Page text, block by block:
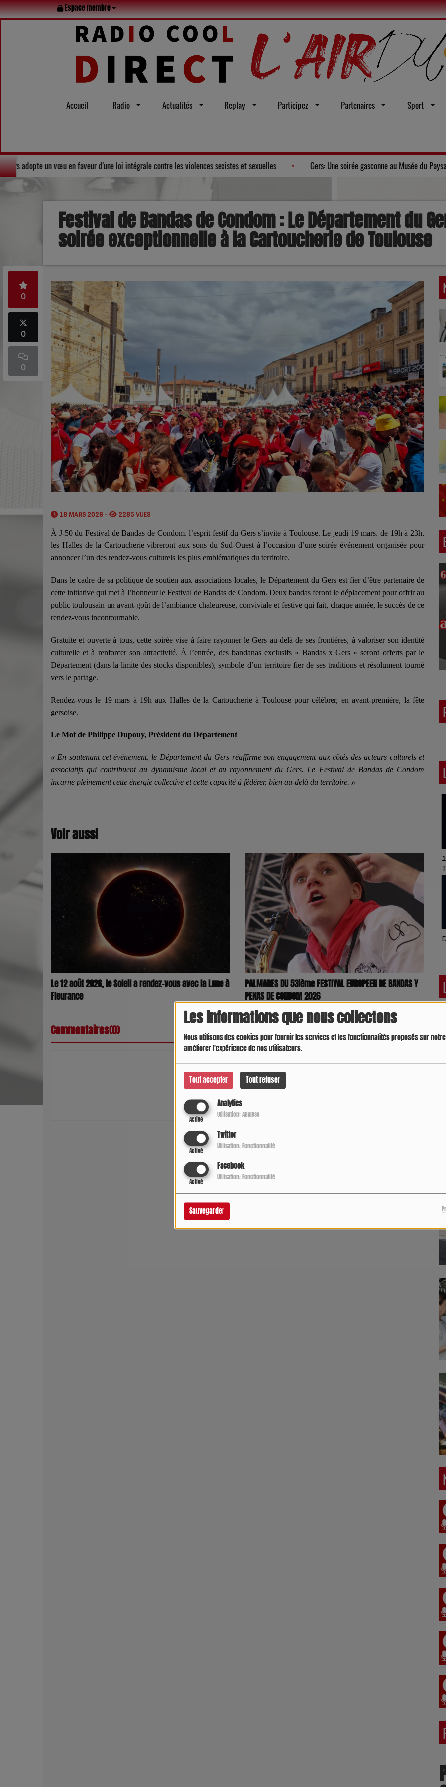
Les informations que nous collectons
Nous utilisons des cookies pour fournir les services et les fonctionnalités proposés sur
améliorer l'expérience de nos utilisateurs.
Tout accepter Tout refuser
Analytics
Activé
Utilisation: Analyse
Twitter
Activé
Utilisation: Fonctionnalité
Facebook
Activé
Utilisation: Fonctionnalité
Sauvegarder
Espace membre
Accueil Radio Actualités Replay Participez Partenaires Sport
Solidarité : Le Conseil départemental du Gers adopte un vœu en faveur d'une loi intégrale contre les violences sexistes et sexuelles
Festival de Bandas de Condom : Le Département du
soirée exceptionnelle à la Cartoucherie de Toulouse
0
0
0
18 MARS 2026 - 2285 VUES
À J-50 du Festival de Bandas de Condom, l’esprit festif du Gers s’invite à Toulouse. Le jeudi 19 mars, de 19h à 23h,
les Halles de la Cartoucherie vibreront aux sons du Sud-Ouest à l’occasion d’une soirée événement organisée pour
annoncer l’un des rendez-vous culturels les plus emblématiques du territoire.
Dans le cadre de sa politique de soutien aux associations locales, le Département du Gers est fier d’être partenaire de
cette initiative qui met à l’honneur le Festival de Bandas de Condom. Deux bandas feront le déplacement pour offrir au
public toulousain un avant-goût de l’ambiance chaleureuse, conviviale et festive qui fait, chaque année, le succès de ce
rendez-vous incontournable.
Gratuite et ouverte à tous, cette soirée vise à faire rayonner le Gers au-delà de ses frontières, à valoriser son identité
culturelle et à renforcer son attractivité. À l’entrée, des bandanas exclusifs « Bandas x Gers » seront offerts par le
Département (dans la limite des stocks disponibles), symbole d’un territoire fier de ses traditions et résolument tourné
vers le partage.
Rendez-vous le 19 mars à 19h aux Halles de la Cartoucherie à Toulouse pour célébrer, en avant-première, la fête
gersoise.
Le Mot de Philippe Dupouy, Président du Département
« En soutenant cet événement, le Département du Gers réaffirme son engagement aux côtés des acteurs culturels et
associatifs qui contribuent au dynamisme local et au rayonnement du Gers. Le Festival de Bandas de Condom
incarne pleinement cette énergie collective et cette capacité à fédérer, bien au-delà du territoire. »
Voir aussi
Le 12 août 2026, le Soleil a rendez-vous avec la Lune à
Fleurance
PALMARES DU 53ième FESTIVAL EUROPEEN DE BANDAS Y
PENAS DE CONDOM 2026
Commentaires(0)
Connectez-vous pour commenter cet article
SE CONNECTER
Art of Mixing Series
Proposée par Jean
Anza
Latino América